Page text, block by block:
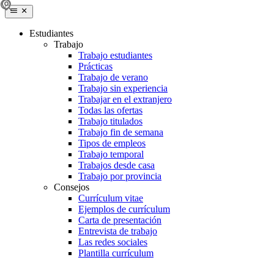
Estudiantes
Trabajo
Trabajo estudiantes
Prácticas
Trabajo de verano
Trabajo sin experiencia
Trabajar en el extranjero
Todas las ofertas
Trabajo titulados
Trabajo fin de semana
Tipos de empleos
Trabajo temporal
Trabajos desde casa
Trabajo por provincia
Consejos
Currículum vitae
Ejemplos de currículum
Carta de presentación
Entrevista de trabajo
Las redes sociales
Plantilla currículum